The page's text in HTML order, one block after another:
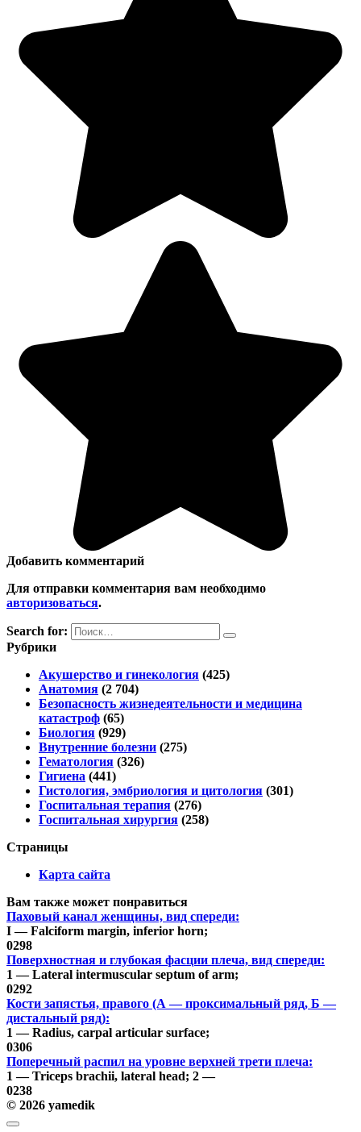
Добавить комментарий
Для отправки комментария вам необходимо
авторизоваться.
Search for:
Рубрики
Акушерство и гинекология (425)
Анатомия (2 704)
Безопасность жизнедеятельности и медицина
катастроф (65)
Биология (929)
Внутренние болезни (275)
Гематология (326)
Гигиена (441)
Гистология, эмбриология и цитология (301)
Госпитальная терапия (276)
Госпитальная хирургия (258)
Страницы
Карта сайта
Вам также может понравиться
Паховый канал женщины, вид спереди:
I — Falciform margin, inferior horn;
0298
Поверхностная и глубокая фасции плеча, вид спереди:
1 — Lateral intermuscular septum of arm;
0292
Кости запястья, правого (А — проксимальный ряд, Б —
дистальный ряд):
1 — Radius, carpal articular surface;
0306
Поперечный распил на уровне верхней трети плеча:
1 — Triceps brachii, lateral head; 2 —
0238
© 2026 yamedik